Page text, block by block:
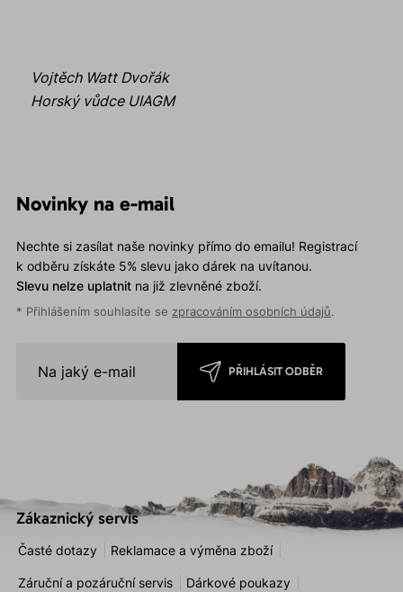
Vojtěch Watt Dvořák
Horský vůdce UIAGM
Novinky na e-mail
Nechte si zasílat naše novinky přímo do emailu! Registrací
k odběru získáte 5% slevu jako dárek na uvítanou.
Slevu nelze uplatnitna již zlevněné zboží.
* Přihlášením souhlasíte se zpracováním osobních údajů.
PŘIHLÁSIT ODBĚR
Zákaznický servis
Časté dotazy Reklamace a výměna zboží
Záruční a pozáruční servis Dárkové poukazy